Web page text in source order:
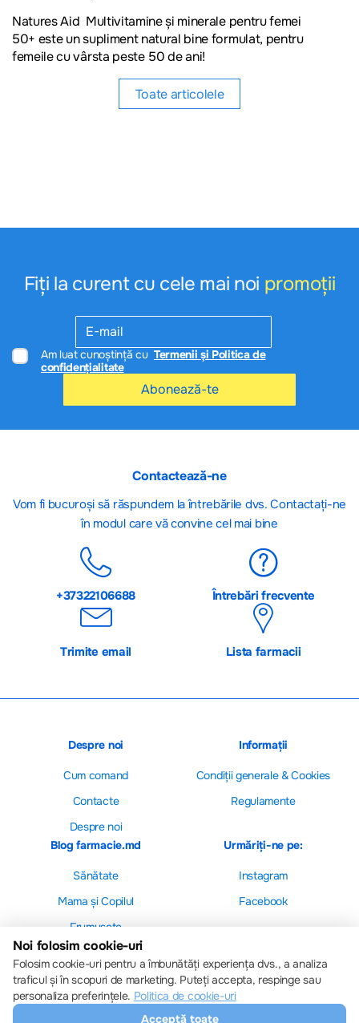
Natures Aid Multivitamine și minerale pentru femei
50+ este un supliment natural bine formulat, pentru
femeile cu vârsta peste 50 de ani!
Toate articolele
Fiți la curent cu cele mai noi promoții
Am luat cunoștință cu Termenii și Politica de
confidențialitate
Abonează-te
Contactează-ne
Vom fi bucuroși să răspundem la întrebările dvs. Contactați-ne
în modul care vă convine cel mai bine
+37322106688 Întrebări frecvente
Trimite email Lista farmacii
Despre noi
Cum comand
Contacte
Despre noi
Informații
Сondiții generale & Cookies
Regulamente
Blog farmacie.md
Sănătate
Mama și Copilul
Frumusețe
Urmăriți-ne pe:
Instagram
Facebook
Setări cookie-uri
Noi folosim cookie-uri
Folosim cookie-uri pentru a îmbunătăți experiența dvs., a analiza
traficul și în scopuri de marketing. Puteți accepta, respinge sau
personaliza preferințele. Politica de cookie-uri
Acceptă toate